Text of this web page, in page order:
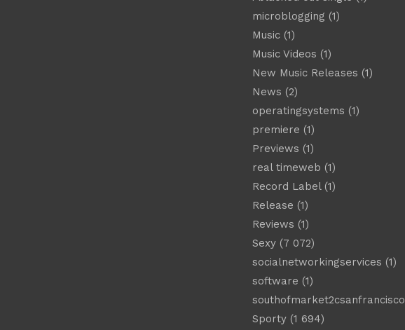
microblogging (1)
Music(1)
Music Videos (1)
New Music Releases (1)
News (2)
operatingsystems (1)
premiere (1)
Previews (1)
real timeweb (1)
Record Label(1)
Release (1)
Reviews (1)
Sexy(7 072)
socialnetworkingservices (1)
software (1)
southofmarket2csanfrancisco
Sporty(1 694)